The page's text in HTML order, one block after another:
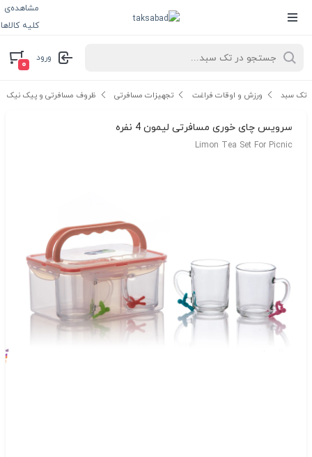
مشاهده‌ی
کلیه کالاها
ورود
۰
تک سبد ورزش و اوقات فراغت تجهیزات مسافرتی ظروف مسافرتی و پیک نیک
سرویس چای خوری مسافرتی لیمون 4 نفره
Limon Tea Set For Picnic